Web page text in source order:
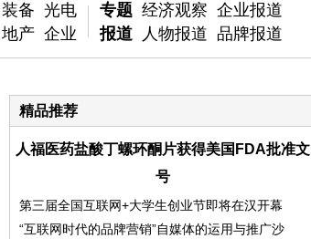
装备 光电
地产 企业
专题
报道
经济观察 企业报道
人物报道 品牌报道
精品推荐
人福医药盐酸丁螺环酮片获得美国FDA批准文
号
第三届全国互联网+大学生创业节即将在汉开幕
“互联网时代的品牌营销”自媒体的运用与推广沙